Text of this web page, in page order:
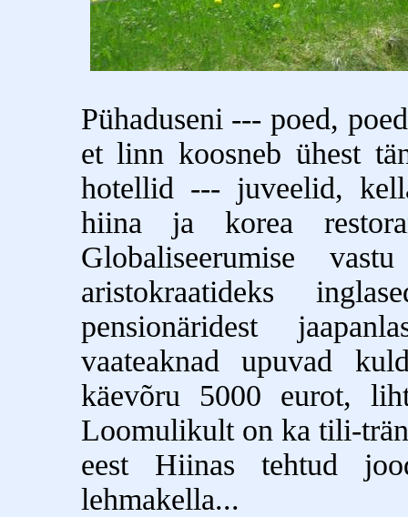
Pühaduseni --- poed,
et linn koosneb ühest
hotellid --- juveelid,
hiina ja korea
Globaliseerumise
aristokraatideks
pensionäridest
vaateaknad upuvad
käevõru 5000 eurot,
Loomulikult on ka tili-
eest Hiinas tehtud
lehmakella...